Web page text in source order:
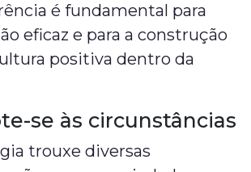
é fundamental para
eficaz e para a construção
positiva dentro da
se às circunstâncias
trouxe diversas